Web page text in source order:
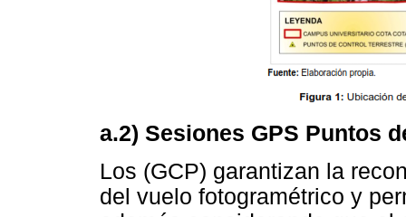
a.2) Sesiones GPS Puntos
Los (GCP) garantizan la
del vuelo fotogramétrico y